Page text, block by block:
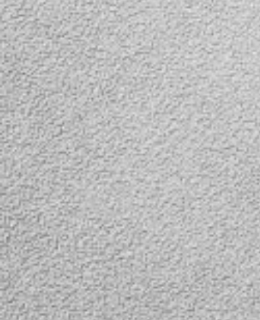
камеры заднего вида
уличного всепогодного
исполнения с ночной
инфракрасной подсветкой
OLCAM 904-2.4GHZ-HD-BAT.